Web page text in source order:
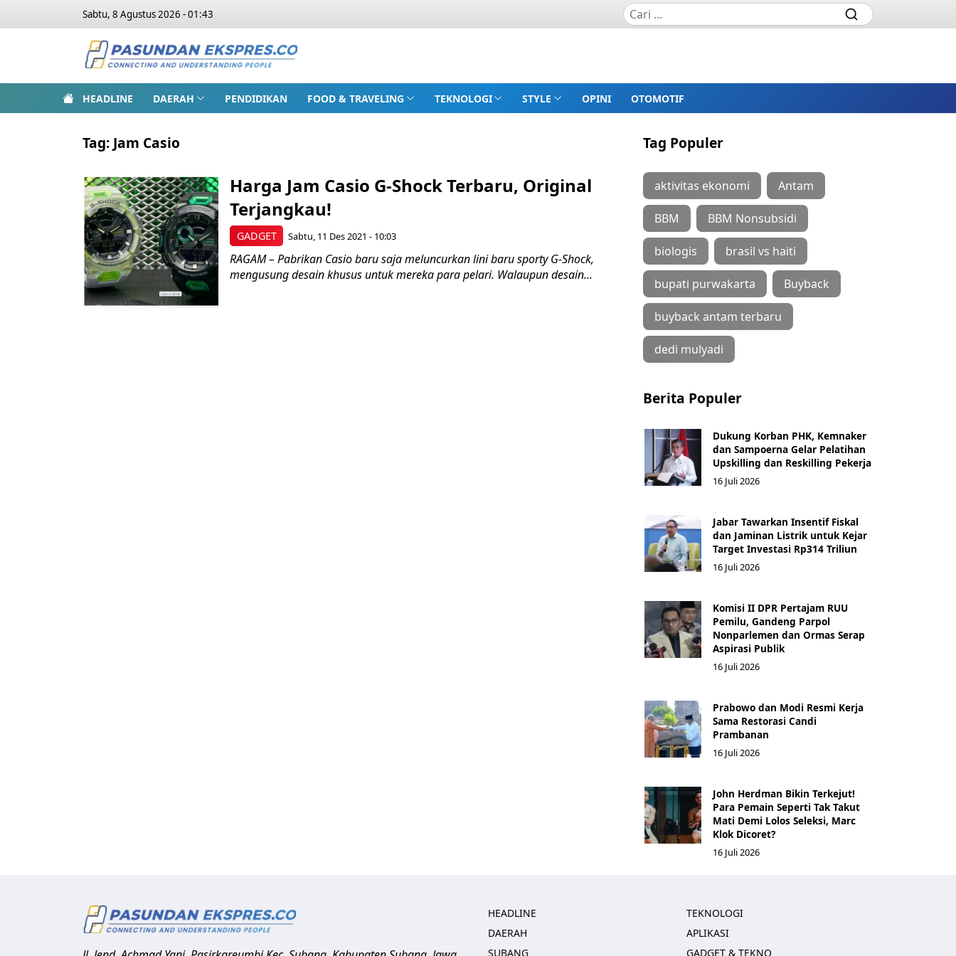
Sabtu, 8 Agustus 2026 - 01:43
HEADLINE DAERAH PENDIDIKAN FOOD & TRAVELING TEKNOLOGI STYLE OPINI OTOMOTIF
Tag: Jam Casio
GADGET
Harga Jam Casio G-Shock Terbaru, Original
Terjangkau!
Sabtu, 11 Des 2021 - 10:03
RAGAM – Pabrikan Casio baru saja meluncurkan lini baru sporty G-Shock,
mengusung desain khusus untuk mereka para pelari. Walaupun desain...
Tag Populer
aktivitas ekonomi Antam
BBM BBM Nonsubsidi
biologis brasil vs haiti
bupati purwakarta Buyback
buyback antam terbaru
dedi mulyadi
Berita Populer
Dukung Korban PHK, Kemnaker
dan Sampoerna Gelar Pelatihan
Upskilling dan Reskilling Pekerja
16 Juli 2026
Jabar Tawarkan Insentif Fiskal
dan Jaminan Listrik untuk Kejar
Target Investasi Rp314 Triliun
16 Juli 2026
Komisi II DPR Pertajam RUU
Pemilu, Gandeng Parpol
Nonparlemen dan Ormas Serap
Aspirasi Publik
16 Juli 2026
Prabowo dan Modi Resmi Kerja
Sama Restorasi Candi
Prambanan
16 Juli 2026
John Herdman Bikin Terkejut!
Para Pemain Seperti Tak Takut
Mati Demi Lolos Seleksi, Marc
Klok Dicoret?
16 Juli 2026
HEADLINE
DAERAH
SUBANG
TEKNOLOGI
APLIKASI
GADGET & TEKNO